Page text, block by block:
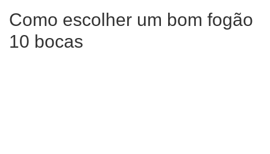
Como escolher um bom fogão
10 bocas